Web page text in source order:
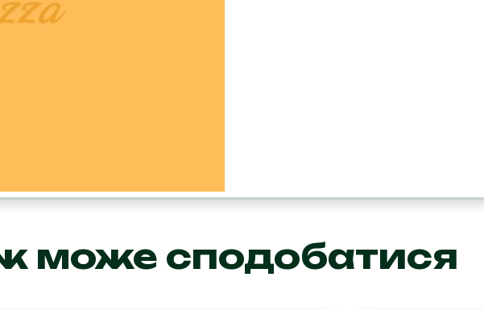
може сподобатися